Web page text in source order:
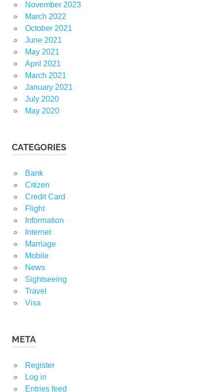
November 2023
March 2022
October 2021
June 2021
May 2021
April 2021
March 2021
January 2021
July 2020
May 2020
CATEGORIES
Bank
Citizen
Credit Card
Flight
Information
Internet
Marriage
Mobile
News
Sightseeing
Travel
Visa
META
Register
Log in
Entries feed